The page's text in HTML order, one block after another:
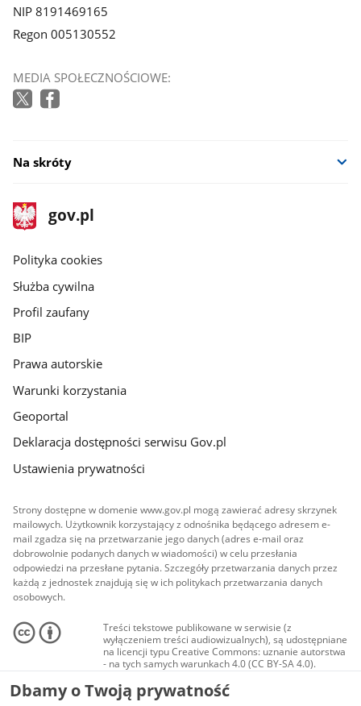
NIP 8191469165
Regon 005130552
MEDIA SPOŁECZNOŚCIOWE:
Na skróty
stopka
gov.pl
Strona
gov.pl
gov.pl
Polityka cookies
Służba cywilna
Profil zaufany
BIP
Prawa autorskie
Warunki korzystania
Geoportal
Deklaracja dostępności serwisu Gov.pl
Ustawienia prywatności
Strony dostępne w domenie www.gov.pl mogą zawierać adresy skrzynek
mailowych. Użytkownik korzystający z odnośnika będącego adresem e-
mail zgadza się na przetwarzanie jego danych (adres e-mail oraz
dobrowolnie podanych danych w wiadomości) w celu przesłania
odpowiedzi na przesłane pytania. Szczegóły przetwarzania danych przez
każdą z jednostek znajdują się w ich politykach przetwarzania danych
osobowych.
Treści tekstowe publikowane w serwisie (z
wyłączeniem treści audiowizualnych), są udostępniane
na licencji typu Creative Commons: uznanie autorstwa
- na tych samych warunkach 4.0 (CC BY-SA 4.0).
Materiały audiowizualne, w tym zdjęcia, materiały
audio i wideo, są udostępniane na licencji typu
Creative Commons: uznanie autorstwa użycie
Dbamy o Twoją prywatność